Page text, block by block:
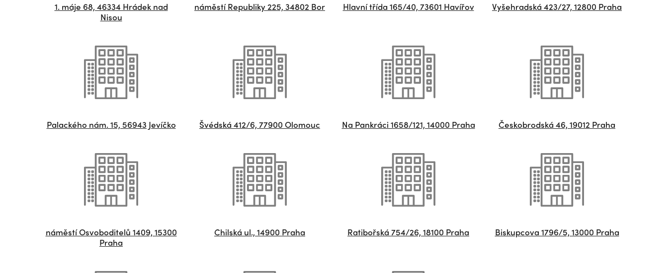
1. máje 68, 46334 Hrádek nad
Nisou
náměstí Republiky 225, 34802 Bor Hlavní třída 165/40, 73601 Havířov Vyšehradská 423/27, 12800 Praha
Palackého nám. 15, 56943 Jevíčko Švédská 412/6, 77900 Olomouc Na Pankráci 1658/121, 14000 Praha Českobrodská 46, 19012 Praha
náměstí Osvoboditelů 1409, 15300
Praha
Chilská ul., 14900 Praha Ratibořská 754/26, 18100 Praha Biskupcova 1796/5, 13000 Praha